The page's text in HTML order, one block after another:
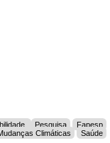
Pesquisa
Fapesp
Climáticas Saúde